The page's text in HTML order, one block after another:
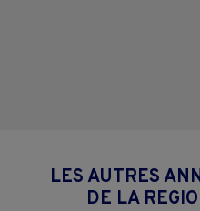
LES AUTRES
DE LA